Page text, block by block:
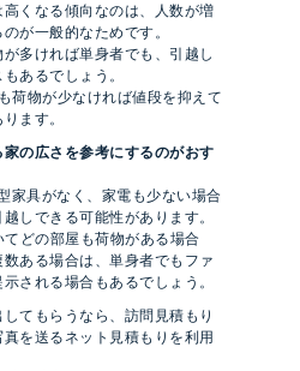
くなる傾向なのは、人数が増
が一般的なためです。
多ければ単身者でも、引越し
あるでしょう。
荷物が少なければ値段を抑えて
ます。
家の広さを参考にするのがおす
家具がなく、家電も少ない場合
しできる可能性があります。
どの部屋も荷物がある場合
ある場合は、単身者でもファ
される場合もあるでしょう。
てもらうなら、訪問見積もり
を送るネット見積もりを利用